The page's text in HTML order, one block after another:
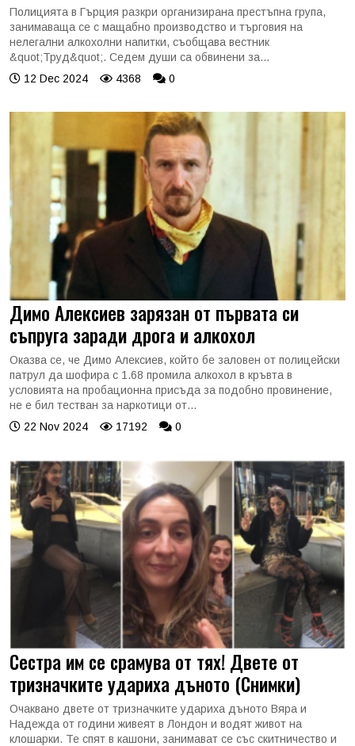
Полицията в Гърция разкри организирана престъпна група,
занимаваща се с мащабно производство и търговия на
нелегални алкохолни напитки, съобщава вестник
&quot;Труд&quot;. Седем души са обвинени за...
12 Dec 2024
4368 0
Димо Алексиев зарязан от първата си
съпруга заради дрога и алкохол
Оказва се, че Димо Алексиев, който бе заловен от полицейски
патрул да шофира с 1.68 промила алкохол в кръвта в
условията на пробационна присъда за подобно провинение,
не е бил тестван за наркотици от...
22 Nov 2024
17192 0
Сестра им се срамува от тях! Двете от
тризначките удариха дъното (Снимки)
Очаквано двете от тризначките удариха дъното Вяра и
Надежда от години живеят в Лондон и водят живот на
клошарки. Те спят в кашони, занимават се със скитничество и